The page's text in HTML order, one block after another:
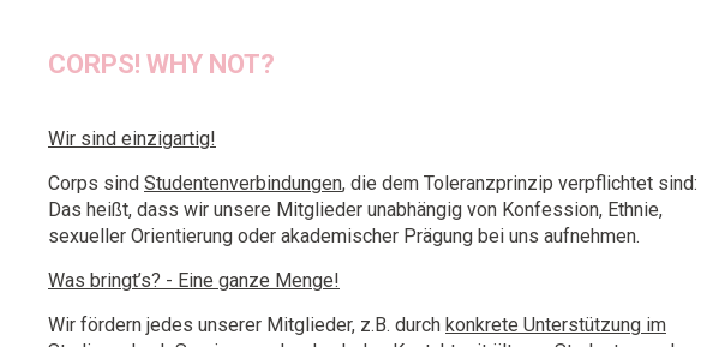
CORPS! WHY NOT?
Wir sind einzigartig!
Corps sind Studentenverbindungen, die dem Toleranzprinzip verpflichtet sind:
Das heißt, dass wir unsere Mitglieder unabhängig von Konfession, Ethnie,
sexueller Orientierung oder akademischer Prägung bei uns aufnehmen.
Was bringt’s? - Eine ganze Menge!
Wir fördern jedes unserer Mitglieder, z.B. durch konkrete Unterstützung im